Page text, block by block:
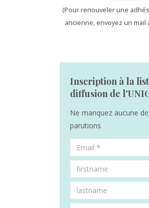
(Pour renouveler une
ancienne, envoyez un mail
Inscription à la
diffusion de
Ne manquez aucune
parutions